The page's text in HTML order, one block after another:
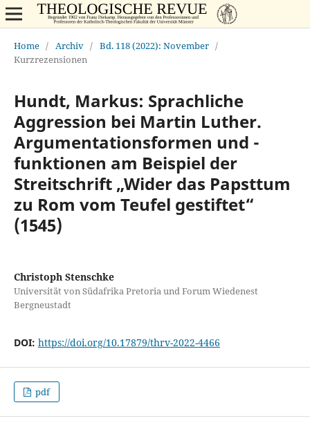
Home / Archiv / Bd. 118 (2022): November /
Kurzrezensionen
Hundt, Markus: Sprachliche
Aggression bei Martin Luther.
Argumentationsformen und -
funktionen am Beispiel der
Streitschrift „Wider das Papsttum
zu Rom vom Teufel gestiftet“
(1545)
Christoph Stenschke
Universität von Südafrika Pretoria und Forum Wiedenest
Bergneustadt
DOI: https://doi.org/10.17879/thrv-2022-4466
pdf